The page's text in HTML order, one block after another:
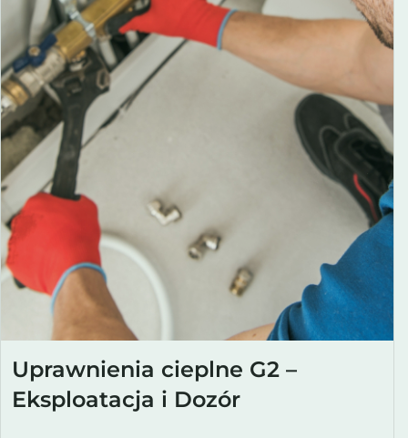
Uprawnienia cieplne G2 –
Eksploatacja i Dozór